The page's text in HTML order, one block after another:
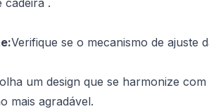
Verifique se o mecanismo de ajuste
um design que se harmonize
mais agradável.